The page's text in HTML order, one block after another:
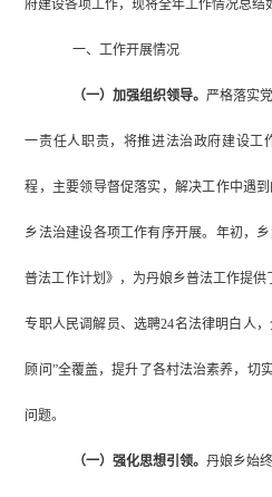
府建设各项工作，现将全年工作情况总结
一、工作开展情况
（一）加强组织领导。 严格落实
一责任人职责，将推进法治政府建设工
程，主要领导督促落实 ，解决工作中遇
乡法治建设各项工作有序开展。 年初，
普法工作计划》 ， 为丹娘乡普法工作提
专职人民调解员、 选聘24名法律明白人
顾问”全覆盖，提升了各村法治素养，切
问题。
（一）强化思想引领。丹娘乡始